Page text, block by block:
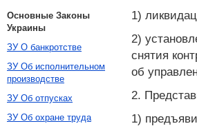
1)
2)
снятия
об
2.
1)
Основные Законы
Украины
ЗУ О банкротстве
ЗУ Об исполнительном
производстве
ЗУ Об отпусках
ЗУ Об охране труда